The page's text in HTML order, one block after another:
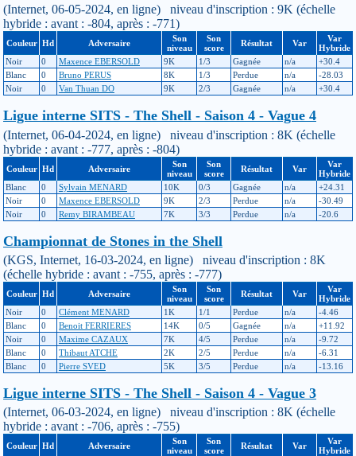
(Internet, 06-05-2024, en ligne) niveau d'inscription : 9K (échelle
hybride : avant : -804, après : -771)
Couleur Hd Adversaire
Son
niveau
Son
score
Résultat Var
Var
Hybride
Noir
0 Maxence EBERSOLD 9K 1/3 Gagnée n/a
+30.4
Blanc
0 Bruno PERUS 8K 1/3 Perdue n/a
-28.03
Noir
0 Van Thuan DO 9K 2/3 Gagnée n/a +30.4
Ligue interne SITS - The Shell - Saison 4 - Vague 4
(Internet, 06-04-2024, en ligne) niveau d'inscription : 8K (échelle
hybride : avant : -777, après : -804)
Couleur Hd Adversaire
Son
niveau
Son
score
Résultat Var
Var
Hybride
Blanc
0 Sylvain MENARD 10K 0/3 Gagnée n/a
+24.31
Noir
0 Maxence EBERSOLD 9K 2/3 Perdue n/a
-30.49
Noir
0 Remy BIRAMBEAU 7K 3/3 Perdue n/a -20.6
Championnat de Stones in the Shell
(KGS, Internet, 16-03-2024, en ligne) niveau d'inscription : 8K
(échelle hybride : avant : -755, après : -777)
Couleur Hd Adversaire
Son
niveau
Son
score
Résultat Var
Var
Hybride
Noir
0 Clément MENARD 1K 1/1 Perdue n/a
-4.46
Blanc
0 Benoit FERRIERES 14K 0/5 Gagnée n/a
+11.92
Noir
0 Maxime CAZAUX 7K 4/5 Perdue n/a
-9.72
Blanc
0 Thibaut ATCHE 2K 2/5 Perdue n/a
-6.31
Blanc
0 Pierre SVED 5K 3/5 Perdue n/a -13.16
Ligue interne SITS - The Shell - Saison 4 - Vague 3
(Internet, 06-03-2024, en ligne) niveau d'inscription : 8K (échelle
hybride : avant : -706, après : -755)
Couleur Hd Adversaire
Son
niveau
Son
score
Résultat Var
Var
Hybride